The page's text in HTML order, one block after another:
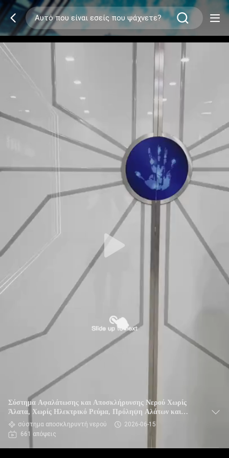
Σύστημα Αφαλάτωσης και Αποσκλήρυνσης Νερού Χωρίς
Άλατα, Χωρίς Ηλεκτρικό Ρεύμα, Πρόληψη Αλάτων και
Οικολογικός Σχεδιασμός
σύστημα αποσκληρυντή νερού
2026-06-15
661 απόψεις